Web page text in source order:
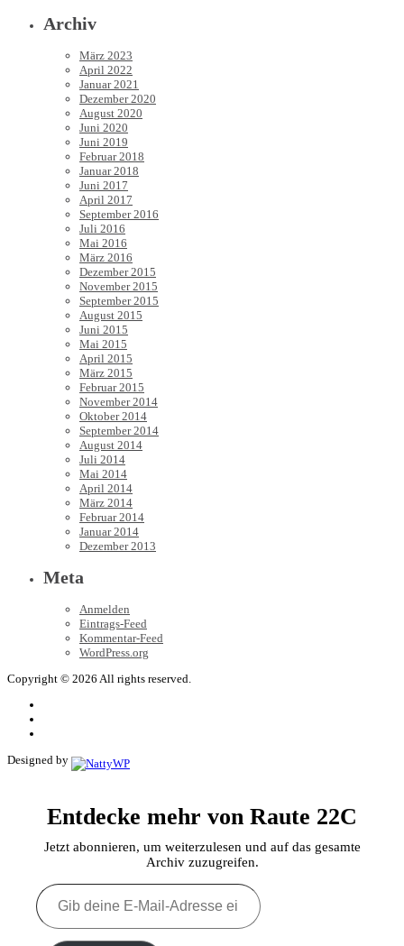
Archiv
März 2023
April 2022
Januar 2021
Dezember 2020
August 2020
Juni 2020
Juni 2019
Februar 2018
Januar 2018
Juni 2017
April 2017
September 2016
Juli 2016
Mai 2016
März 2016
Dezember 2015
November 2015
September 2015
August 2015
Juni 2015
Mai 2015
April 2015
März 2015
Februar 2015
November 2014
Oktober 2014
September 2014
August 2014
Juli 2014
Mai 2014
April 2014
März 2014
Februar 2014
Januar 2014
Dezember 2013
Meta
Anmelden
Eintrags-Feed
Kommentar-Feed
WordPress.org
Copyright © 2026 All rights reserved.
Designed by
Entdecke mehr von Raute 22C
Jetzt abonnieren, um weiterzulesen und auf das gesamte
Archiv zuzugreifen.
Gib
deine
E-
Mail-